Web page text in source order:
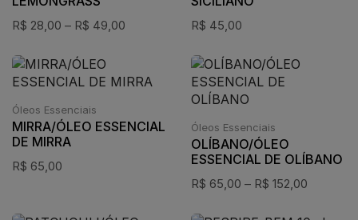
R$ 28,00 – R$ 49,00 R$ 45,00
Óleos Essenciais
MIRRA/ÓLEO ESSENCIAL
DE MIRRA
R$ 65,00
Óleos Essenciais
OLÍBANO/ÓLEO
ESSENCIAL DE OLÍBANO
R$ 65,00 – R$ 152,00